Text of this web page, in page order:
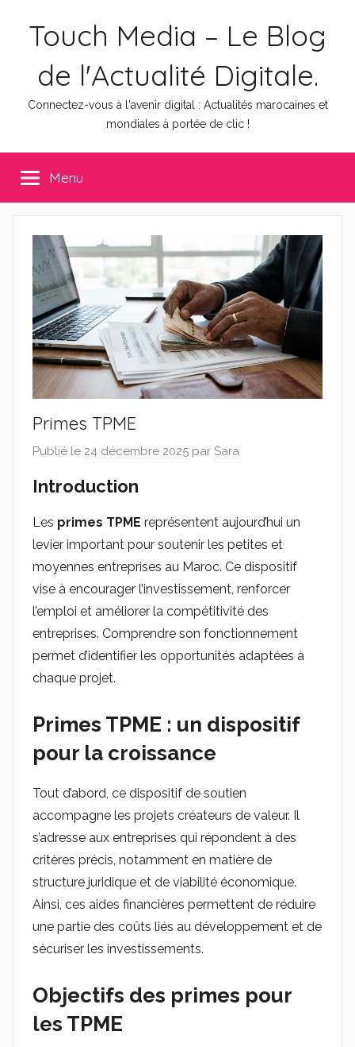
Touch Media – Le Blog
de l'Actualité Digitale.
Connectez-vous à l'avenir digital : Actualités marocaines et
mondiales à portée de clic !
Menu
Primes TPME
Publié le 24 décembre 2025 par Sara
Introduction
Les primes TPME représentent aujourd’hui un
levier important pour soutenir les petites et
moyennes entreprises au Maroc. Ce dispositif
vise à encourager l’investissement, renforcer
l’emploi et améliorer la compétitivité des
entreprises. Comprendre son fonctionnement
permet d’identifier les opportunités adaptées à
chaque projet.
Primes TPME : un dispositif
pour la croissance
Tout d’abord, ce dispositif de soutien
accompagne les projets créateurs de valeur. Il
s’adresse aux entreprises qui répondent à des
critères précis, notamment en matière de
structure juridique et de viabilité économique.
Ainsi, ces aides financières permettent de réduire
une partie des coûts liés au développement et de
sécuriser les investissements.
Objectifs des primes pour
les TPME